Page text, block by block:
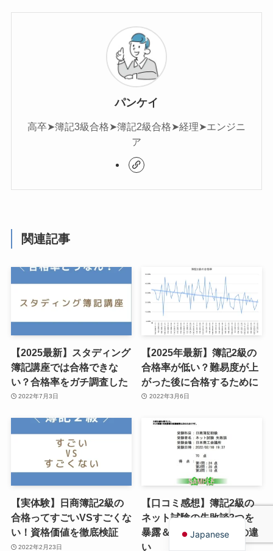
パンケイ
高卒➤簿記3級合格➤簿記2級合格➤経理➤エンジニ
ア
関連記事
【2025最新】スタディング
簿記講座では合格できな
い？合格率をガチ調査した
2022年7月3日
【2025年最新】簿記2級の
合格率が低い？難易度が上
がった後に合格するために
2022年3月6日
【実体験】日商簿記2級の
合格ってすごいVSすごくな
い！資格価値を徹底検証
2022年2月23日
【口コミ感想】簿記2級の
ネット試験の失敗談3つを
暴露＆ペーパー試験との違
い
Japanese
English